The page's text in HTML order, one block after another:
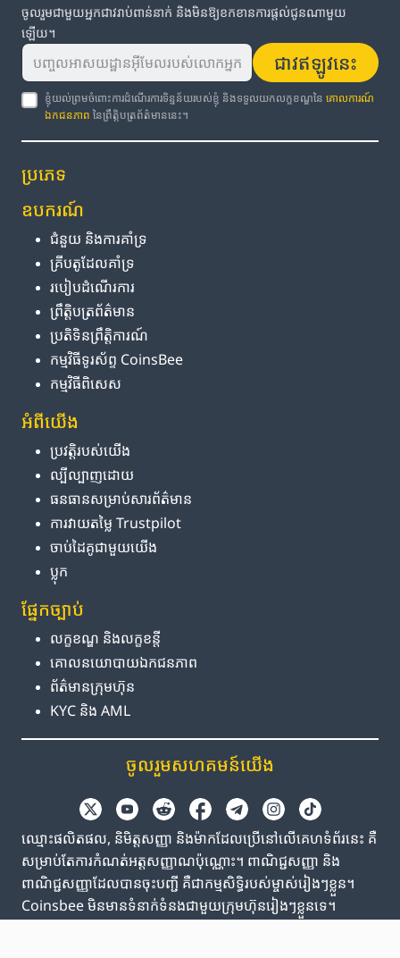
ចូលរួមជាមួយអ្នកជាវរាប់ពាន់នាក់ និងមិនឱ្យខកខានការផ្តល់ជូនណាមួយ
ឡើយ។
ជាវឥឡូវនេះ
ខ្ញុំយល់ព្រមចំពោះការដំណើរការទិន្នន័យរបស់ខ្ញុំ និងទទួលយកលក្ខខណ្ឌនៃគោលការណ៍
ឯកជនភាព នៃព្រឹត្តិបត្រព័ត៌មាននេះ។
ប្រភេទ
ឧបករណ៍
ជំនួយ និង​ការ​គាំទ្រ
គ្រីបតូ​ដែល​គាំទ្រ
របៀប​ដំណើរការ
ព្រឹត្តិបត្រ​ព័ត៌មាន
ប្រតិទិន​ព្រឹត្តិការណ៍
កម្មវិធី​ទូរស័ព្ទ CoinsBee
កម្មវិធីពិសេស
អំពី​យើង
ប្រវត្តិ​របស់​យើង
ល្បីល្បាញ​ដោយ
ធនធាន​សម្រាប់​សារព័ត៌មាន
ការ​វាយតម្លៃ Trustpilot
ចាប់ដៃគូ​ជាមួយ​យើង
ប្លុក
ផ្នែក​ច្បាប់
លក្ខខណ្ឌ និង​លក្ខខន្តី
គោលនយោបាយ​ឯកជនភាព
ព័ត៌មាន​ក្រុមហ៊ុន
KYC និង AML
ចូលរួម​សហគមន៍​យើង
ឈ្មោះផលិតផល, និមិត្តសញ្ញា និងម៉ាកដែលប្រើនៅលើគេហទំព័រនេះ គឺ
សម្រាប់តែការកំណត់អត្តសញ្ញាណប៉ុណ្ណោះ។ ពាណិជ្ជសញ្ញា និង
ពាណិជ្ជសញ្ញាដែលបានចុះបញ្ជី គឺជាកម្មសិទ្ធិរបស់ម្ចាស់រៀងៗខ្លួន។
Coinsbee មិនមានទំនាក់ទំនងជាមួយក្រុមហ៊ុនរៀងៗខ្លួនទេ។